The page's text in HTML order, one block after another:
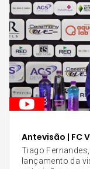
Antevisão | FC
Tiago
lançamento da